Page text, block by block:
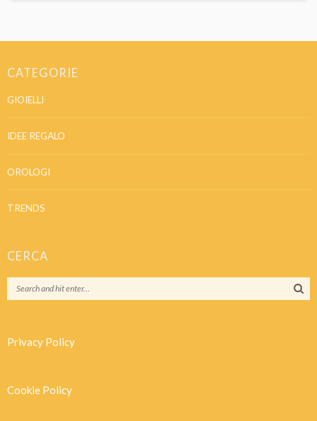
CATEGORIE
GIOIELLI
IDEE REGALO
OROLOGI
TRENDS
CERCA
Privacy Policy
Cookie Policy